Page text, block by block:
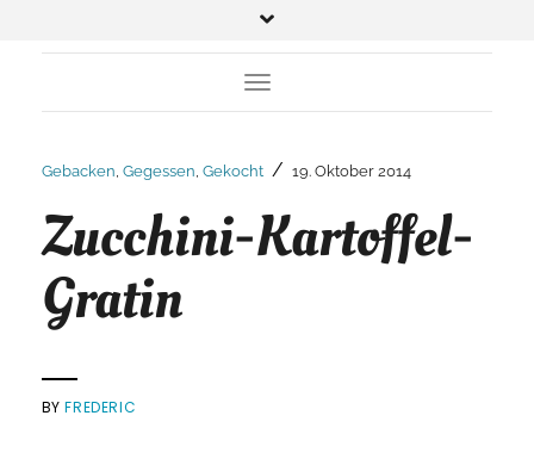
Toggle Navigation
Gebacken, Gegessen, Gekocht / 19. Oktober 2014
Zucchini-Kartoffel-
Gratin
BYFREDERIC